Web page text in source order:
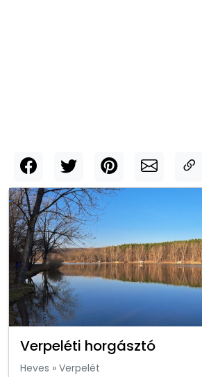
Verpeléti horgásztó
Heves » Verpelét